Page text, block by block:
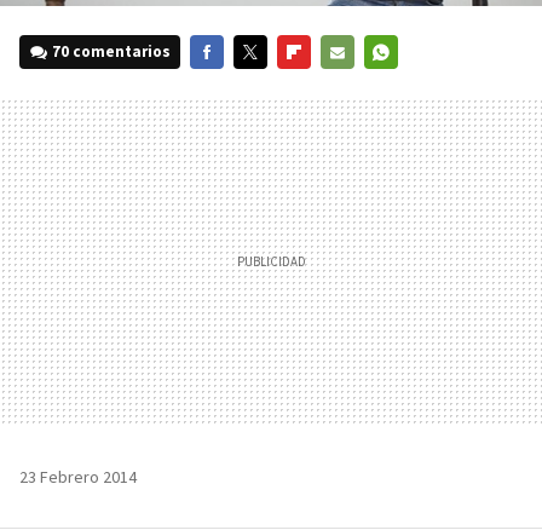
70 comentarios
MAIL
23 Febrero 2014